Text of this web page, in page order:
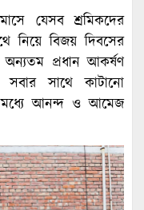
যেসব শ্রমিকদের
নিয়ে বিজয় দিবসের
অন্যতম প্রধান আকর্ষণ
সবার সাথে কাটানো
মধ্যে আনন্দ ও আমেজ